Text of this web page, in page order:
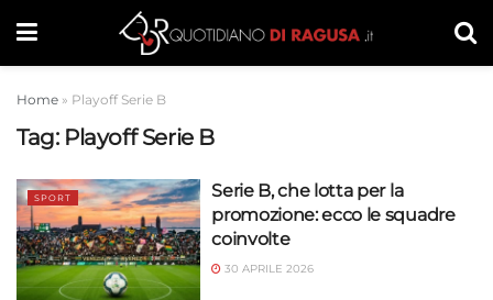
Home » Playoff Serie B
Tag: Playoff Serie B
SPORT
Serie B, che lotta per la
promozione: ecco le squadre
coinvolte
30 APRILE 2026